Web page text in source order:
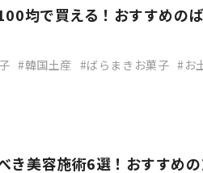
均で買える！おすすめの
韓国土産 ばらまきお菓子 お
き美容施術6選！おすすめ